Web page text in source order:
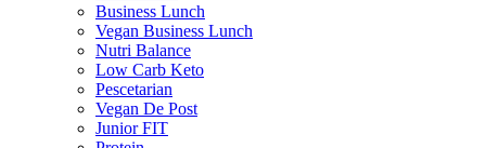
Business Lunch
Vegan Business Lunch
Nutri Balance
Low Carb Keto
Pescetarian
Vegan De Post
Junior FIT